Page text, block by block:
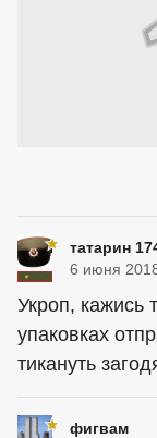
татарин
6 июня
Укроп, кажись
упаковках
тикануть
фигвам